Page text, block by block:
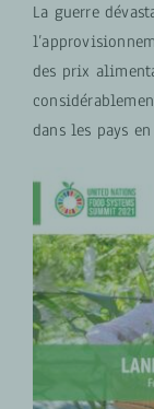
La guerre
des prix
dans les pays